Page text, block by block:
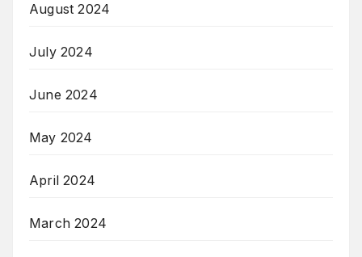
August 2024
July 2024
June 2024
May 2024
April 2024
March 2024